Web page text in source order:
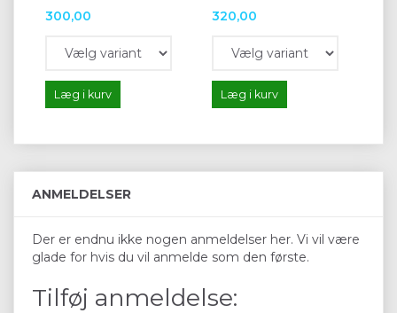
300,00
Læg i kurv
320,00
Læg i kurv
ANMELDELSER
Der er endnu ikke nogen anmeldelser her. Vi vil være
glade for hvis du vil anmelde som den første.
Tilføj anmeldelse: